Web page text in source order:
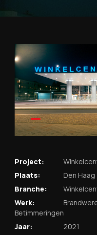
Project:
Plaats:
Den Haag
Branche:
Werk:
Betimmeringen
Jaar:
2021